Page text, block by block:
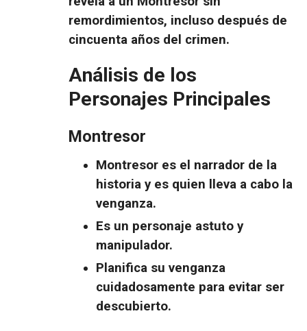
remordimientos, incluso después de
cincuenta años del crimen.
Análisis de los
Personajes Principales
Montresor
Montresor es el narrador de la
historia y es quien lleva a cabo la
venganza.
Es un personaje astuto y
manipulador.
Planifica su venganza
cuidadosamente para evitar ser
descubierto.